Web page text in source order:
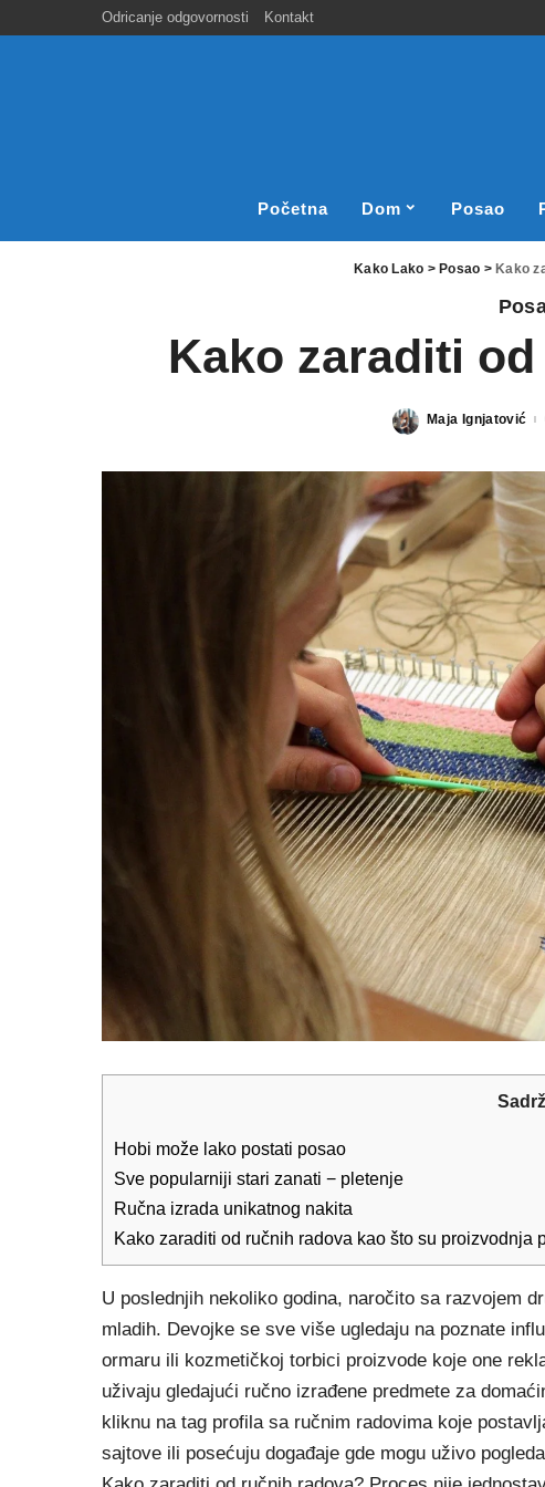
Odricanje odgovornosti Kontakt
Početna Dom Posao
Kako Lako > Posao > Kako
Kako zaraditi
Posted
Maja Ignjatović
Hobi može lako postati posao
Sve popularniji stari zanati − pletenje
Ručna izrada unikatnog nakita
Kako zaraditi od ručnih radova kao što su proizvodnja
U poslednjih nekoliko godina, naročito sa razvojem
mladih. Devojke se sve više ugledaju na poznate
ormaru ili kozmetičkoj torbici proizvode koje one
uživaju gledajući ručno izrađene predmete za
kliknu na tag profila sa ručnim radovima koje
sajtove ili posećuju događaje gde mogu uživo